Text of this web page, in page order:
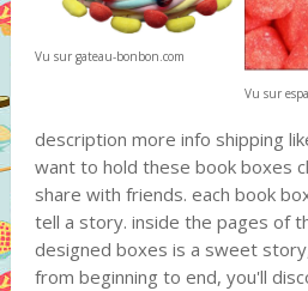
Vu sur gateau-bonbon.com
Vu sur
description more info shipping
want to hold these book boxes
share with friends. each book
tell a story. inside the pages of
designed boxes is a sweet
from beginning to end, you'll